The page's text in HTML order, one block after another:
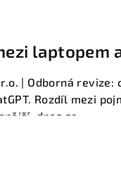
laptopem
skoro
| Odborná revize:
Rozdíl mezi
dnes se...